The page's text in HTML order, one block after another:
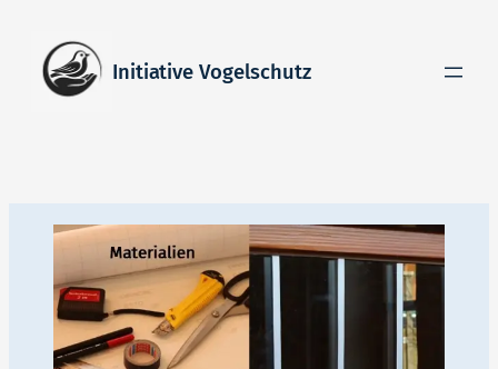
Inhalt
springen
Initiative Vogelschutz